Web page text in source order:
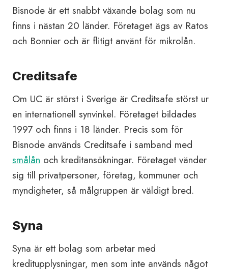
Bisnode är ett snabbt växande bolag som nu
finns i nästan 20 länder. Företaget ägs av Ratos
och Bonnier och är flitigt använt för mikrolån.
Creditsafe
Om UC är störst i Sverige är Creditsafe störst ur
en internationell synvinkel. Företaget bildades
1997 och finns i 18 länder. Precis som för
Bisnode används Creditsafe i samband med
smålån och kreditansökningar. Företaget vänder
sig till privatpersoner, företag, kommuner och
myndigheter, så målgruppen är väldigt bred.
Syna
Syna är ett bolag som arbetar med
kreditupplysningar, men som inte används något